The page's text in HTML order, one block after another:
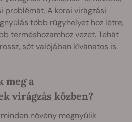
problémát. A korai virágzási
több rügyhelyet hoz létre,
terméshozamhoz vezet. Tehát
sőt valójában kívánatos is.
meg a
virágzás közben?
növény megnyúlik